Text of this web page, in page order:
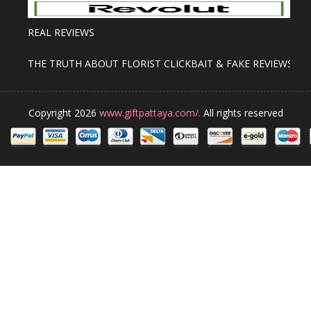
REAL REVIEWS
THE TRUTH ABOUT FLORIST CLICKBAIT & FAKE REVIEWS
Copyright 2026 www.giftpattaya.com/. All rights reserved